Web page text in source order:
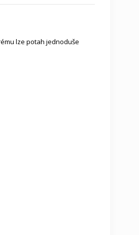
lze potah jednoduše